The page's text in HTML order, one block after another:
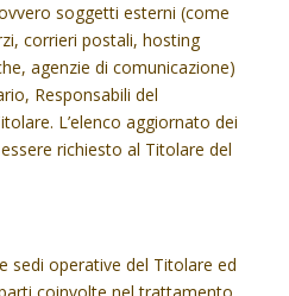
soggetti esterni (come
corrieri postali, hosting
agenzie di comunicazione)
Responsabili del
L’elenco aggiornato dei
richiesto al Titolare del
sedi operative del Titolare ed